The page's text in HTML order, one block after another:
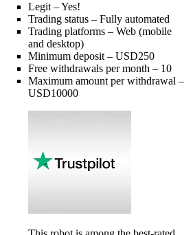
Legit – Yes!
Trading status – Fully automated
Trading platforms – Web (mobile
and desktop)
Minimum deposit – USD250
Free withdrawals per month – 10
Maximum amount per withdrawal –
USD10000